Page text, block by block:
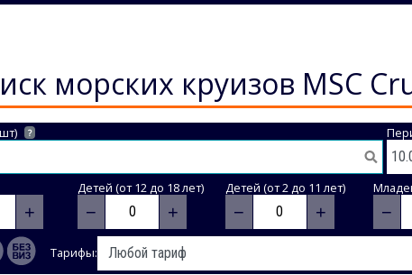
морских круизов MSC
?
+
Детей (от 12 до 18 лет)
− +
Детей (от 2 до 11 лет)
− + −
Тарифы: